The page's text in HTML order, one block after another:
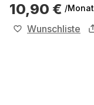
10,90 € /Monat
Wunschliste